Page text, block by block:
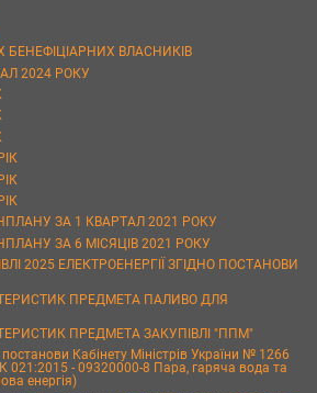
БЕНЕФІЦІАРНИХ ВЛАСНИКІВ
2024 РОКУ
ЗА 1 КВАРТАЛ 2021 РОКУ
ЗА 6 МІСЯЦІВ 2021 РОКУ
2025 ЕЛЕКТРОЕНЕРГІЇ ЗГІДНО ПОСТАНОВИ
ПРЕДМЕТА ПАЛИВО ДЛЯ
ПРЕДМЕТА ЗАКУПІВЛІ "ППМ"
Кабінету Міністрів України № 1266
021:2015 - 09320000-8 Пара, гаряча вода та
енергія)